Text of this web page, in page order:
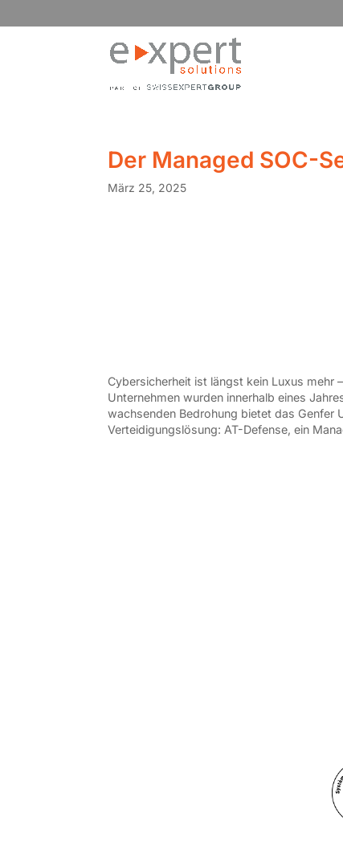
Der Managed SOC-
März 25, 2025
Cybersicherheit ist längst kein Luxus mehr
Unternehmen wurden innerhalb eines
wachsenden Bedrohung bietet das Genfer
Verteidigungslösung: AT-Defense, ein